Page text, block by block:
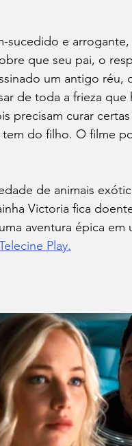
sucedido e
que seu pai, o
um antigo réu,
de toda a frieza
precisam curar
do filho. O filme
de animais
Victoria fica
aventura épica em
Play.